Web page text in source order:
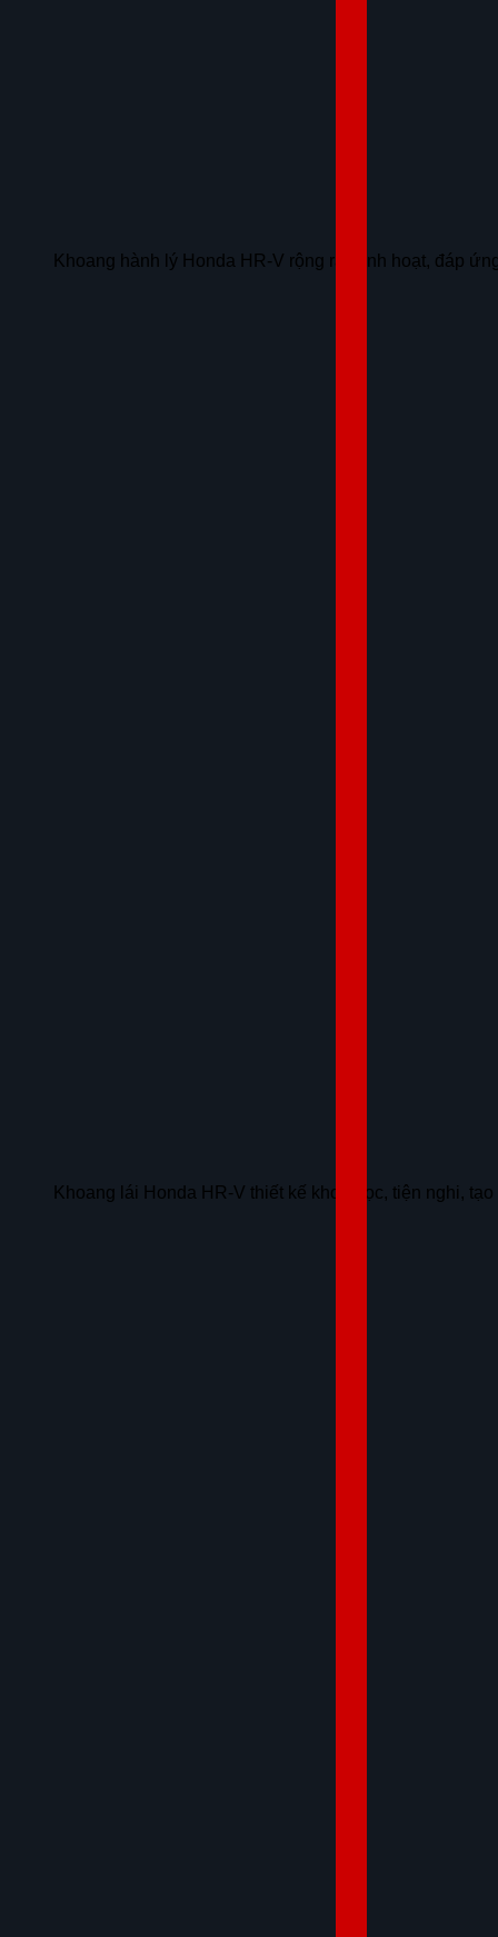
Khoang hành lý Honda HR-V rộng rãi, linh hoạt, đáp
Khoang lái Honda HR-V thiết kế khoa học, tiện nghi,